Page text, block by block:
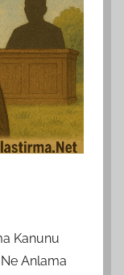
Kanunu
Anlama